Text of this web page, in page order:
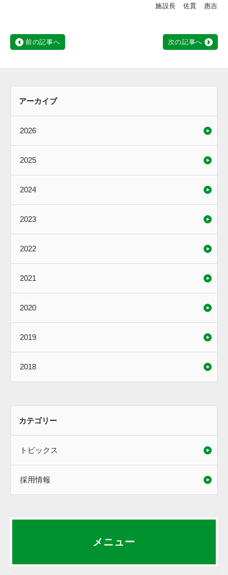
施設長 佐貫 惠吉
前の記事へ 次の記事へ
アーカイブ
2026
2025
2024
2023
2022
2021
2020
2019
2018
カテゴリー
トピックス
採用情報
メニュー